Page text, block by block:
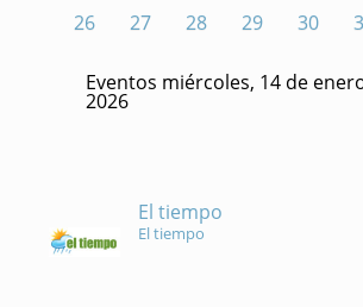
26
27 28 29 30
Eventos miércoles, 14 de
2026
El tiempo
El tiempo